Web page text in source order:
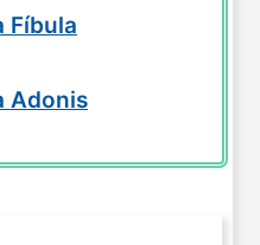
Fíbula
Adonis